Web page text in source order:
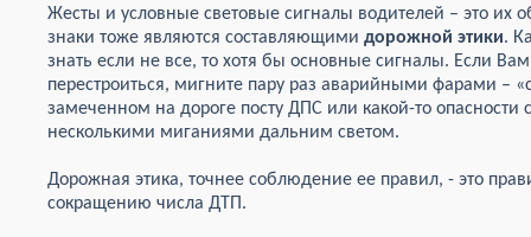
Жесты и условные световые сигналы водителей – это их
знаки тоже являются составляющими дорожной этики.
знать если не все, то хотя бы основные сигналы. Если
перестроиться, мигните пару раз аварийными фарами –
замеченном на дороге посту ДПС или какой-то
несколькими миганиями дальним светом.
Дорожная этика, точнее соблюдение ее правил, - это
сокращению числа ДТП.